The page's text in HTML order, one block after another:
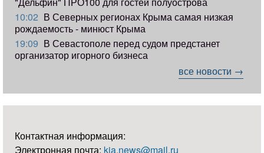
10:02 В Северных регионах Крыма самая низкая
рождаемость - минюст Крыма
19:09 В Севастополе перед судом предстанет
организатор игорного бизнеса
все новости →
Контактная информация:
Электронная почта: kia.news@mail.ru